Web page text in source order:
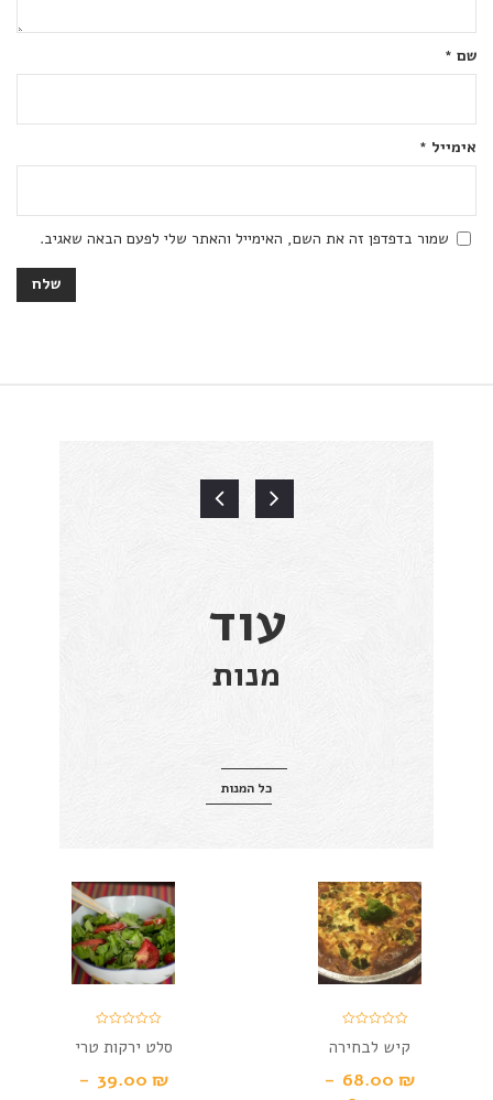
שם *
אימייל *
שמור בדפדפן זה את השם, האימייל והאתר שלי לפעם הבאה שאגיב.
עוד
מנות
כל המנות
קיש לבחירה
68.00 ₪
–
סלט ירקות טרי
39.00 ₪
–